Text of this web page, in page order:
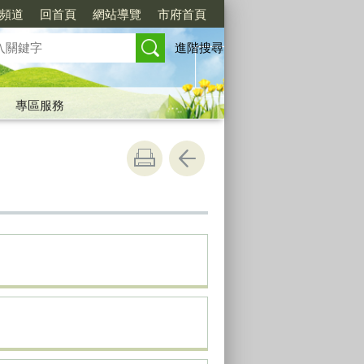
道 回首頁 網站導覽 市府首頁
進階搜尋
專區服務